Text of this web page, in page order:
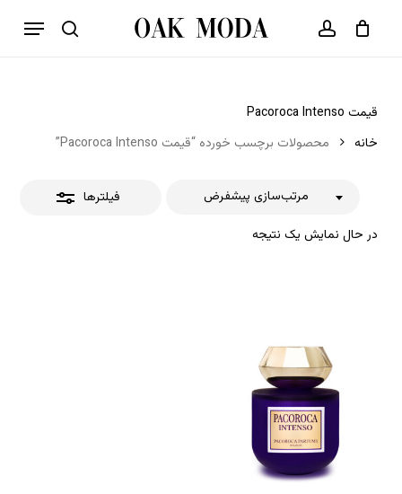
جستجو حساب کاربری
فهرست
سبد خرید بستن
قیمت Pacoroca Intenso
خانه
محصولات برچسب خورده “قیمت Pacoroca Intenso”
فیلترها
در حال نمایش یک نتیجه
مرتب‌سازی پیشفرض
بستن